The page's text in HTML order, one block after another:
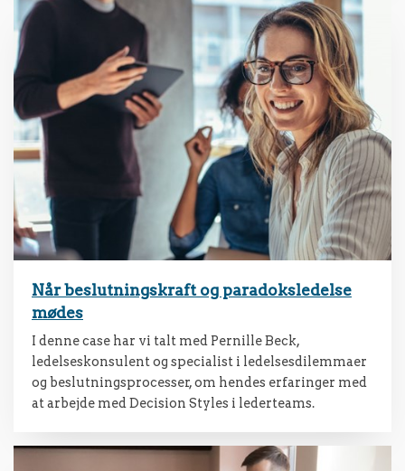
Når beslutningskraft og paradoksledelse
mødes
I denne case har vi talt med Pernille Beck,
ledelseskonsulent og specialist i ledelsesdilemmaer
og beslutningsprocesser, om hendes erfaringer med
at arbejde med Decision Styles i lederteams.